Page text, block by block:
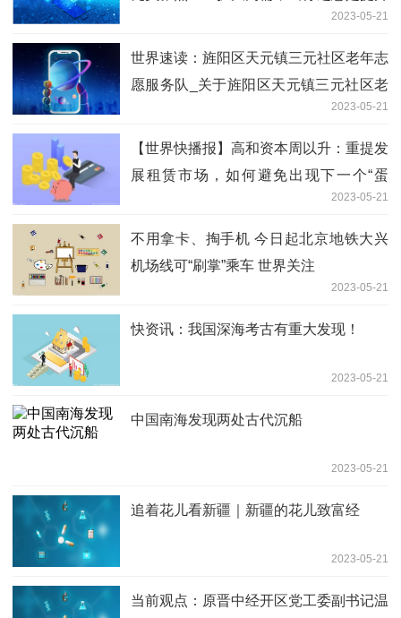
2023-05-21
世界速读：旌阳区天元镇三元社区老年志
愿服务队_关于旌阳区天元镇三元社区老
2023-05-21
【世界快播报】高和资本周以升：重提发
展租赁市场，如何避免出现下一个“蛋
2023-05-21
不用拿卡、掏手机 今日起北京地铁大兴
机场线可“刷掌”乘车 世界关注
2023-05-21
快资讯：我国深海考古有重大发现！
2023-05-21
中国南海发现两处古代沉船
2023-05-21
追着花儿看新疆｜新疆的花儿致富经
2023-05-21
当前观点：原晋中经开区党工委副书记温